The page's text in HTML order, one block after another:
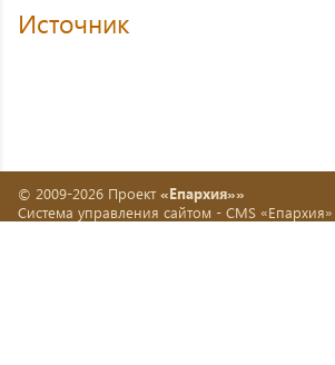
Источник
© 2009-2026 Проект «Епархия»»
Система управления сайтом - CMS «Епархия»